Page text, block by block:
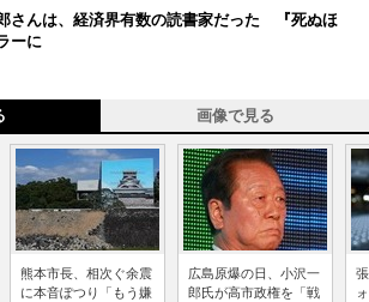
さんは、経済界有数の読書家だった 『死ぬほ
ーに
画像で見る
熊本市長、相次ぐ余震
に本音ぽつり「もう嫌
広島原爆の日、小沢一
郎氏が高市政権を「戦